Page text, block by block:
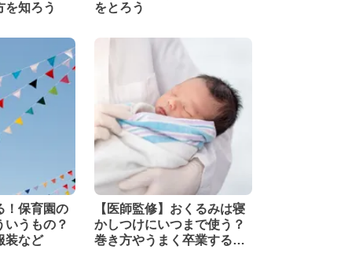
を知ろう
をとろう
！保育園の
いうもの？
装など
【医師監修】おくるみは寝
かしつけにいつまで使う？
巻き方やうまく卒業する方